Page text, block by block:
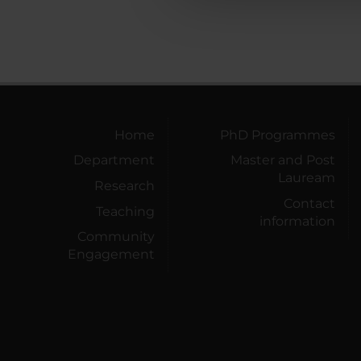
Home
Department
Research
Teaching
Community
Engagement
PhD Programmes
Master and Post
Lauream
Contact
information